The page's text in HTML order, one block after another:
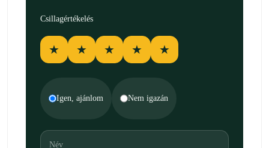
Csillagértékelés
★ ★ ★ ★ ★
Igen, ajánlom Nem igazán